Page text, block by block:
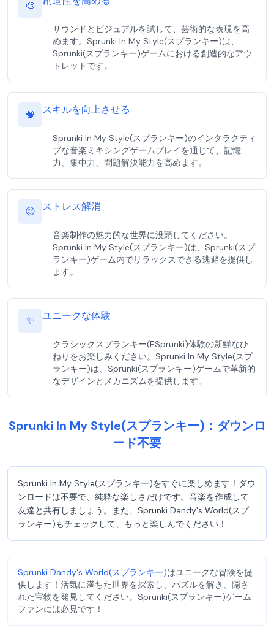
🎨
サウンドとビジュアルを試して、芸術的な表現を高
めます。Sprunki In My Style(スプランキー)は、
Sprunki(スプランキー)ゲームにおける創造的なアウ
トレットです。
🧠 スキルを向上させる
Sprunki In My Style(スプランキー)のインタラクティ
ブな音楽ミキシングゲームプレイを通じて、記憶
力、集中力、問題解決能力を高めます。
😌 ストレス解消
音楽制作の魅力的な世界に没頭してください。
Sprunki In My Style(スプランキー)は、Sprunki(スプ
ランキー)ゲーム内でリラックスできる逃避を提供し
ます。
✨ ユニークな体験
クラシックスプランキー(ESprunki)体験の新鮮なひ
ねりをお楽しみください。Sprunki In My Style(スプ
ランキー)は、Sprunki(スプランキー)ゲームで革新的
なデザインとメカニズムを提供します。
Sprunki In My Style(スプランキー)：ダウンロ
ード不要
Sprunki In My Style(スプランキー)をすぐに楽しめます！ダウ
ンロードは不要で、純粋な楽しさだけです。音楽を作成して
友達と共有しましょう。また、Sprunki Dandy's World(スプ
ランキー)もチェックして、もっと楽しんでください！
Sprunki Dandy's World(スプランキー)はユニークな冒険を提
供します！活気に満ちた世界を探索し、パズルを解き、隠さ
れた宝物を発見してください。Sprunki(スプランキー)ゲーム
ファンには必見です！